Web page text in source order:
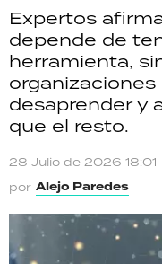
Expertos
depende de
herramienta,
desaprender y
que el resto.
28 Julio de 2026 18:01
por Alejo Paredes